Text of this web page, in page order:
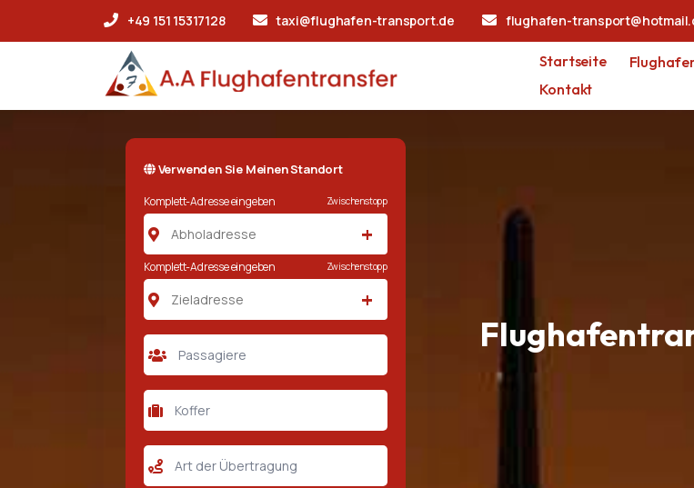
+49 151 15317128 taxi@flughafen-transport.de flughafen-
Startseite
Kontakt
Verwenden Sie Meinen Standort
Komplett-Adresse eingeben Zwischenstopp
+
Komplett-Adresse eingeben Zwischenstopp
+